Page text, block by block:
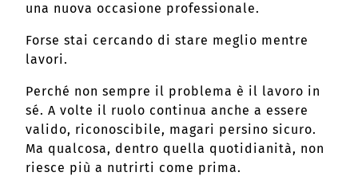
una nuova occasione professionale.
Forse stai cercando di stare meglio mentre
lavori.
Perché non sempre il problema è il lavoro in
sé. A volte il ruolo continua anche a essere
valido, riconoscibile, magari persino sicuro.
Ma qualcosa, dentro quella quotidianità, non
riesce più a nutrirti come prima.